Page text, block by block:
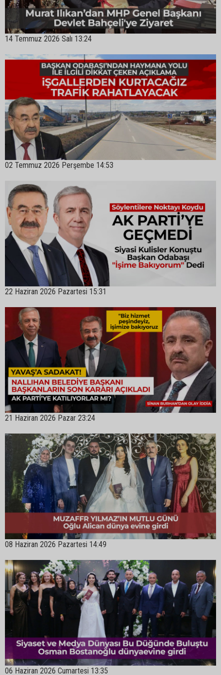
14 Temmuz 2026 Salı 13:24
02 Temmuz 2026 Perşembe 14:53
22 Haziran 2026 Pazartesi 15:31
21 Haziran 2026 Pazar 23:24
08 Haziran 2026 Pazartesi 14:49
06 Haziran 2026 Cumartesi 13:35